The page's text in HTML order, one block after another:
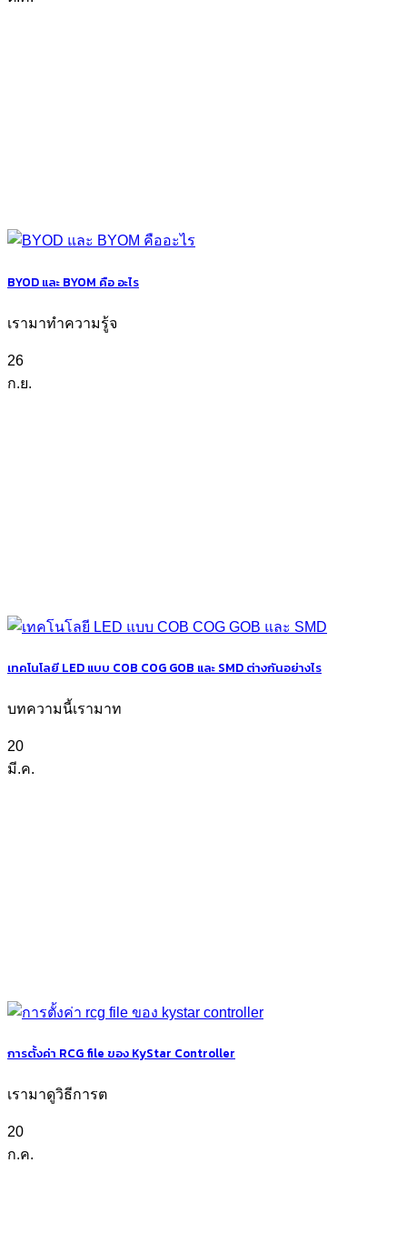
BYOD และ BYOM คือ อะไร
เรามาทำความรู้จ
26
ก.ย.
เทคโนโลยี LED แบบ COB COG GOB และ SMD ต่างกันอย่างไร
บทความนี้เรามาท
20
มี.ค.
การตั้งค่า RCG file ของ KyStar Controller
เรามาดูวิธีการต
20
ก.ค.